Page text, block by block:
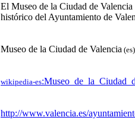
El Museo de la Ciudad de
histórico del Ayuntamiento de
Museo de la Ciudad de Valencia (es)
wikipedia-es
http://www.valencia.es/